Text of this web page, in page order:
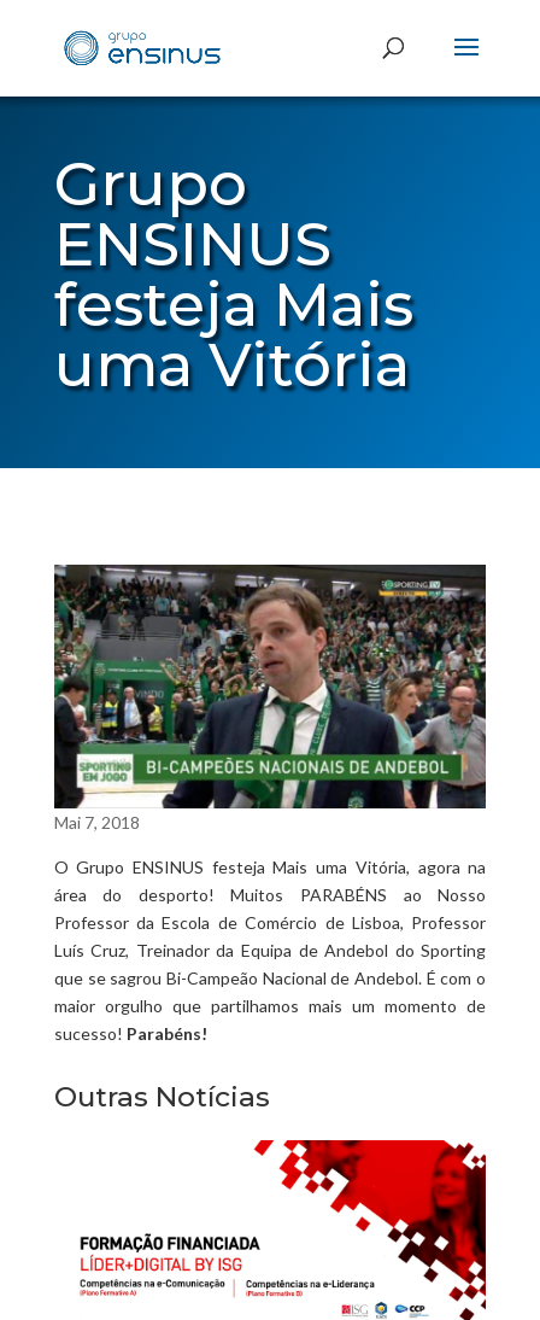
Grupo
ENSINUS
festeja Mais
uma Vitória
Mai 7, 2018
O Grupo ENSINUS festeja Mais uma Vitória, agora na
área do desporto! Muitos PARABÉNS ao Nosso
Professor da Escola de Comércio de Lisboa, Professor
Luís Cruz, Treinador da Equipa de Andebol do Sporting
que se sagrou Bi-Campeão Nacional de Andebol. É com o
maior orgulho que partilhamos mais um momento de
sucesso! Parabéns!
Outras Notícias